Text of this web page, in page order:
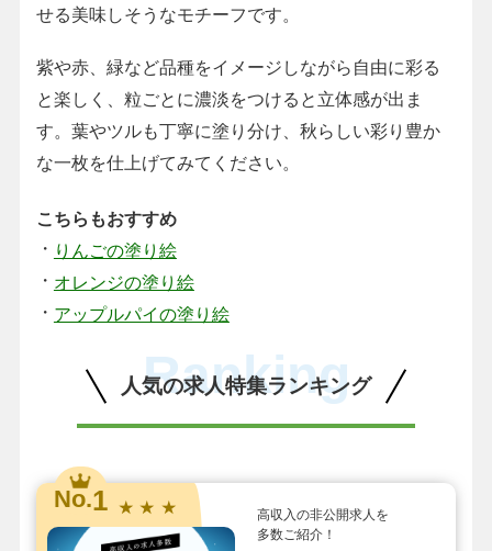
せる美味しそうなモチーフです。
紫や赤、緑など品種をイメージしながら自由に彩る
と楽しく、粒ごとに濃淡をつけると立体感が出ま
す。葉やツルも丁寧に塗り分け、秋らしい彩り豊か
な一枚を仕上げてみてください。
こちらもおすすめ
・ りんごの塗り絵
・ オレンジの塗り絵
・ アップルパイの塗り絵
人気の求人特集ランキング
Ranking
No.1 ★ ★ ★
高収入の非公開求人を
多数ご紹介！